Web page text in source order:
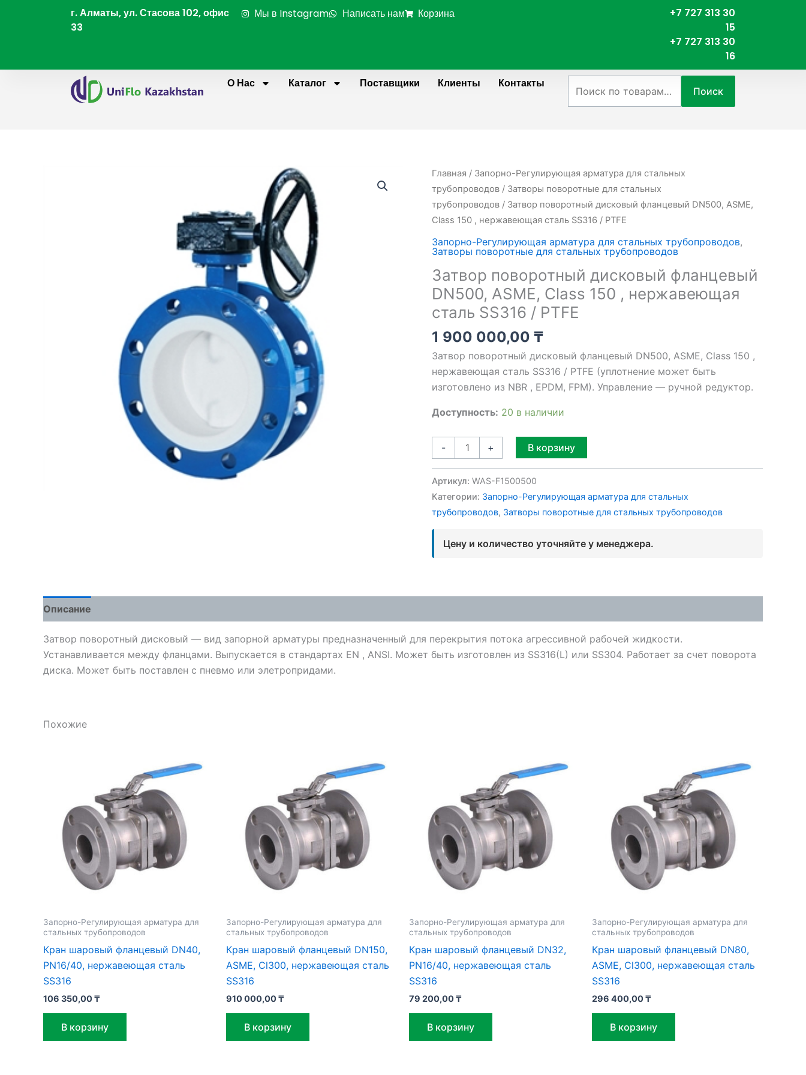
г. Алматы, ул. Стасова 102, офис
33
Мы в Instagram Написать нам Корзина
+7 727 313 30
15
+7 727 313 30
16
О Нас
Каталог Поставщики Клиенты Контакты
Поиск
Главная / Запорно-Регулирующая арматура для стальных
трубопроводов / Затворы поворотные для стальных
трубопроводов / Затвор поворотный дисковый фланцевый DN500, ASME,
Class 150 , нержавеющая сталь SS316 / PTFE
Запорно-Регулирующая арматура для стальных трубопроводов,
Затворы поворотные для стальных трубопроводов
Затвор поворотный дисковый фланцевый
DN500, ASME, Class 150 , нержавеющая
сталь SS316 / PTFE
1 900 000,00 ₸
Затвор поворотный дисковый фланцевый DN500, ASME, Class 150 ,
нержавеющая сталь SS316 / PTFE (уплотнение может быть
изготовлено из NBR , EPDM, FPM). Управление — ручной редуктор.
Доступность: 20 в наличии
-
Количество
товара
Затвор
поворотный
дисковый
фланцевый
DN500,
ASME,
Class
150
нержавеющая
сталь
SS316
/
PTFE
+ В корзину
Артикул: WAS-F1500500
Категории: Запорно-Регулирующая арматура для стальных
трубопроводов, Затворы поворотные для стальных трубопроводов
Цену и количество уточняйте у менеджера.
Описание
Затвор поворотный дисковый — вид запорной арматуры предназначенный для перекрытия потока агрессивной рабочей жидкости.
Устанавливается между фланцами. Выпускается в стандартах EN , ANSI. Может быть изготовлен из SS316(L) или SS304. Работает за счет поворота
диска. Может быть поставлен с пневмо или элетропридами.
Похожие
Запорно-Регулирующая арматура для
стальных трубопроводов
Кран шаровый фланцевый DN40,
PN16/40, нержавеющая сталь
SS316
106 350,00₸
В корзину
Запорно-Регулирующая арматура для
стальных трубопроводов
Кран шаровый фланцевый DN150,
ASME, Cl300, нержавеющая сталь
SS316
910 000,00₸
В корзину
Запорно-Регулирующая арматура для
стальных трубопроводов
Кран шаровый фланцевый DN32,
PN16/40, нержавеющая сталь
SS316
79 200,00₸
В корзину
Запорно-Регулирующая арматура для
стальных трубопроводов
Кран шаровый фланцевый DN80,
ASME, Cl300, нержавеющая сталь
SS316
296 400,00₸
В корзину